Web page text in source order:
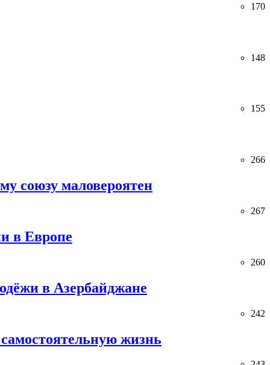
170
148
155
266
союзу маловероятен
267
в Европе
260
в Азербайджане
242
жизнь